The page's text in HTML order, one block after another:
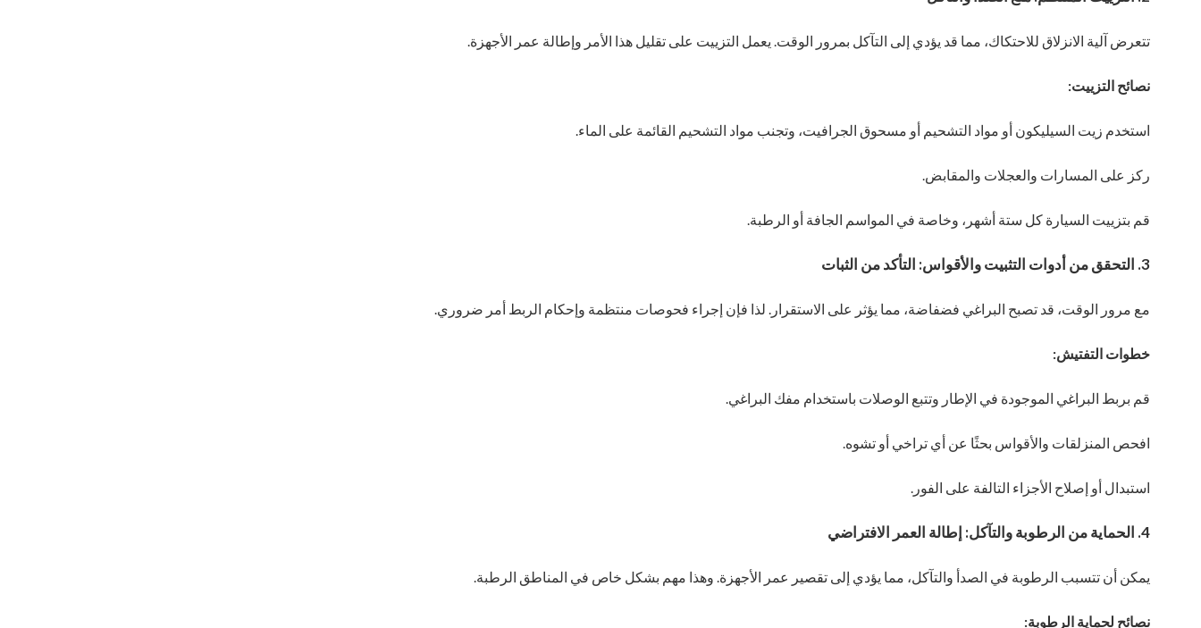
تتعرض آلية الانزلاق للاحتكاك، مما قد يؤدي إلى التآكل بمرور الوقت. يعمل التزييت على تقليل هذا الأمر وإطالة عمر الأجهزة.
نصائح التزييت:
استخدم زيت السيليكون أو مواد التشحيم أو مسحوق الجرافيت، وتجنب مواد التشحيم القائمة على الماء.
ركز على المسارات والعجلات والمقابض.
قم بتزييت السيارة كل ستة أشهر، وخاصة في المواسم الجافة أو الرطبة.
3. التحقق من أدوات التثبيت والأقواس: التأكد من الثبات
مع مرور الوقت، قد تصبح البراغي فضفاضة، مما يؤثر على الاستقرار. لذا فإن إجراء فحوصات منتظمة وإحكام الربط أمر ضروري.
خطوات التفتيش:
قم بربط البراغي الموجودة في الإطار وتتبع الوصلات باستخدام مفك البراغي.
افحص المنزلقات والأقواس بحثًا عن أي تراخي أو تشوه.
استبدال أو إصلاح الأجزاء التالفة على الفور.
4. الحماية من الرطوبة والتآكل: إطالة العمر الافتراضي
يمكن أن تتسبب الرطوبة في الصدأ والتآكل، مما يؤدي إلى تقصير عمر الأجهزة. وهذا مهم بشكل خاص في المناطق الرطبة.
نصائح لحماية الرطوبة: